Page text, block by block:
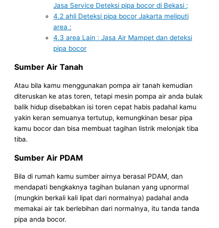
Jasa Service Deteksi pipa bocor di Bekasi ;
4.2 ahli Deteksi pipa bocor Jakarta meliputi
area :
4.3 area Lain : Jasa Air Mampet dan deteksi
pipa bocor
Sumber Air Tanah
Atau bila kamu menggunakan pompa air tanah kemudian
diteruskan ke atas toren, tetapi mesin pompa air anda bulak
balik hidup disebabkan isi toren cepat habis padahal kamu
yakin keran semuanya tertutup, kemungkinan besar pipa
kamu bocor dan bisa membuat tagihan listrik melonjak tiba
tiba.
Sumber Air PDAM
Bila di rumah kamu sumber airnya berasal PDAM, dan
mendapati bengkaknya tagihan bulanan yang upnormal
(mungkin berkali kali lipat dari normalnya) padahal anda
memakai air tak berlebihan dari normalnya, itu tanda tanda
pipa anda bocor.